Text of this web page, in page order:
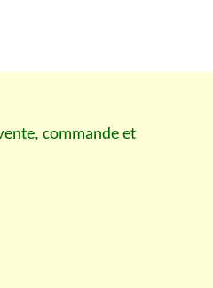
commande et